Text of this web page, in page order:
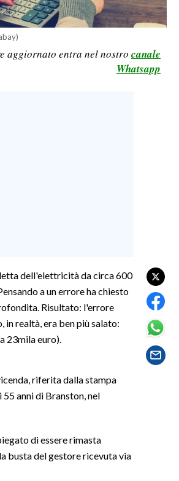
aggiornato entra nel nostro canale
Whatsapp
dell'elettricità da circa 600
a un errore ha chiesto
Risultato: l'errore
in realtà, era ben più salato:
23mila euro).
riferita dalla stampa
55 anni di Branston, nel
di essere rimasta
busta del gestore ricevuta via